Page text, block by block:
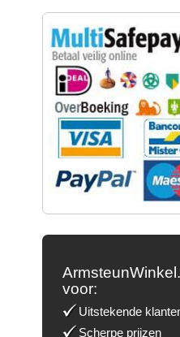
voor:
Uitstekende
Scherpe prijzen